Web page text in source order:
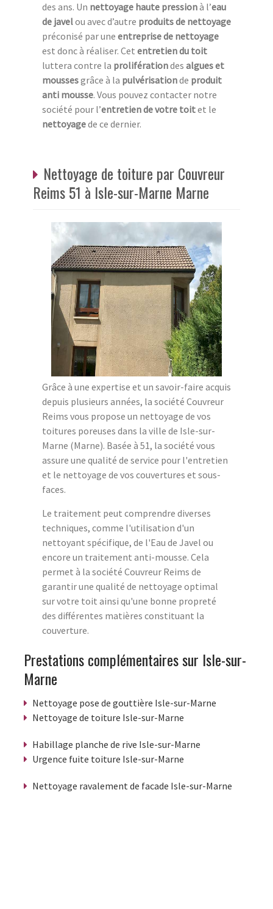
des ans. Un nettoyage haute pressionà l’eau
de javelou avec d’autre produits de nettoyage
préconisé par une entreprise de nettoyage
est donc à réaliser. Cet entretien du toit
luttera contre la proliférationdes algues et
moussesgrâce à la pulvérisationde produit
anti mousse. Vous pouvez contacter notre
société pour l’entretien de votre toitet le
nettoyagede ce dernier.
Nettoyage de toiture par Couvreur
Reims 51 à Isle-sur-Marne Marne
Grâce à une expertise et un savoir-faire acquis
depuis plusieurs années, la société Couvreur
Reims vous propose un nettoyage de vos
toitures poreuses dans la ville de Isle-sur-
Marne (Marne). Basée à 51, la société vous
assure une qualité de service pour l'entretien
et le nettoyage de vos couvertures et sous-
faces.
Le traitement peut comprendre diverses
techniques, comme l'utilisation d'un
nettoyant spécifique, de l'Eau de Javel ou
encore un traitement anti-mousse. Cela
permet à la société Couvreur Reims de
garantir une qualité de nettoyage optimal
sur votre toit ainsi qu'une bonne propreté
des différentes matières constituant la
couverture.
Prestations complémentaires sur Isle-sur-
Marne
Nettoyage pose de gouttière Isle-sur-Marne
Nettoyage de toiture Isle-sur-Marne
Habillage planche de rive Isle-sur-Marne
Urgence fuite toiture Isle-sur-Marne
Nettoyage ravalement de facade Isle-sur-Marne